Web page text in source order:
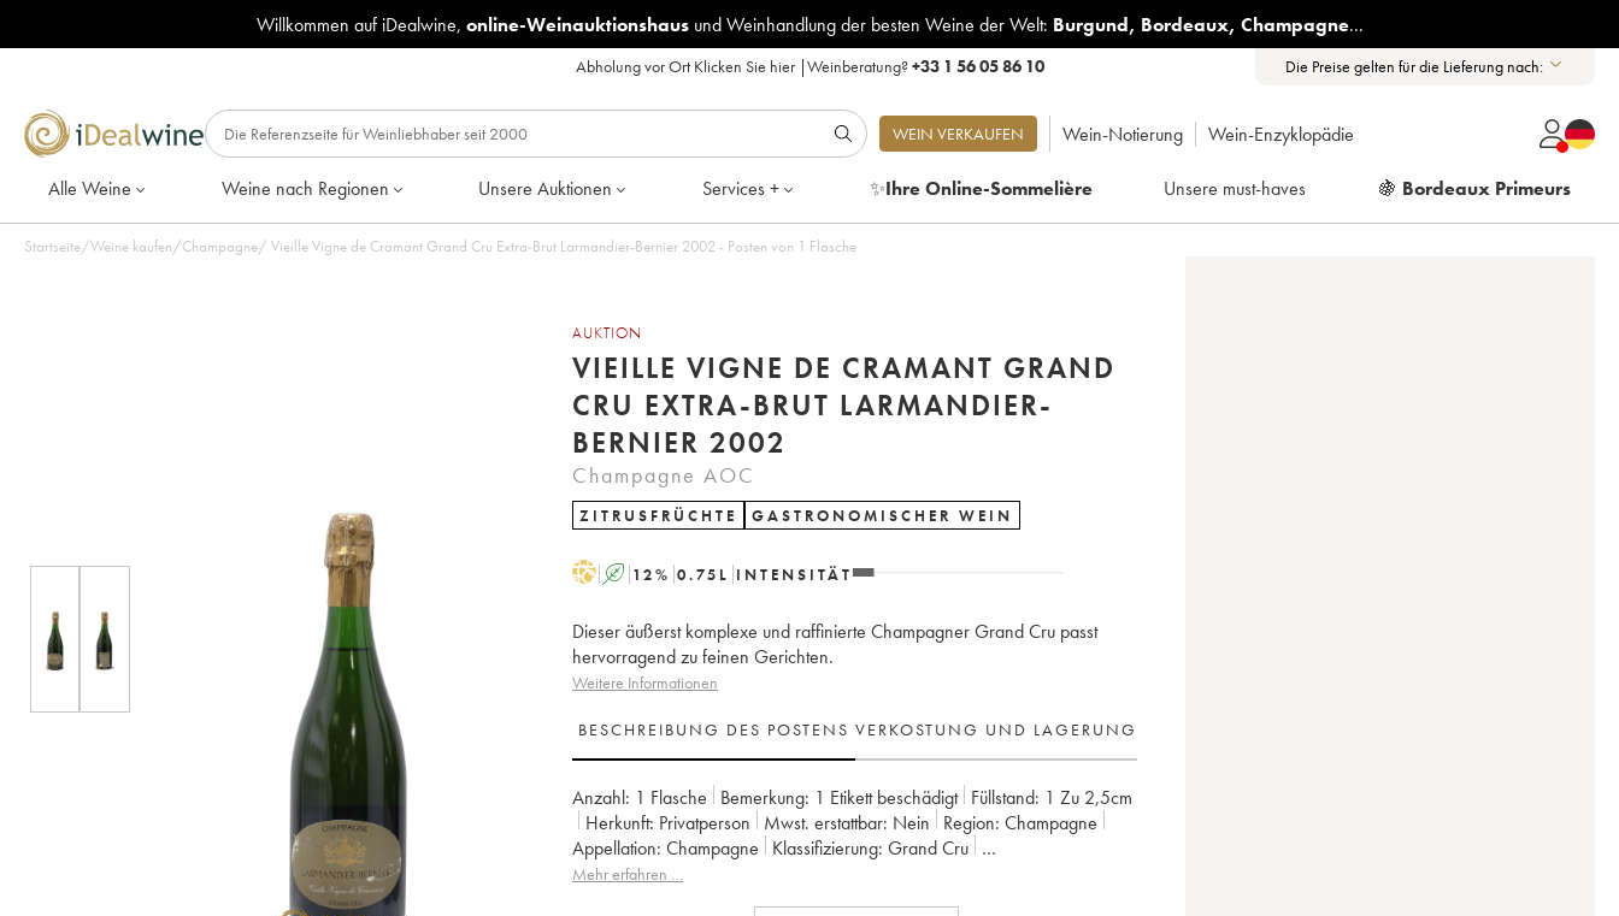
Willkommen auf iDealwine, online-Weinauktionshausund Weinhandlung der besten Weine der Welt: Burgund, Bordeaux, Champagne...
Abholung vor Ort Klicken Sie hier|Weinberatung?+33 1 56 05 86 10 Die Preise gelten für die Lieferung nach:
WEIN VERKAUFEN Wein-Notierung Wein-Enzyklopädie
Alle Weine Weine nach Regionen Unsere Auktionen Services + ✨Ihre Online-Sommelière Unsere must-haves 🍇 Bordeaux Primeurs
Startseite/Weine kaufen/Champagne/ Vieille Vigne de Cramant Grand Cru Extra-Brut Larmandier-Bernier 2002 - Posten von 1 Flasche
AUKTION
VIEILLE VIGNE DE CRAMANT GRAND
CRU EXTRA-BRUT LARMANDIER-
BERNIER 2002
Champagne AOC
ZITRUSFRÜCHTE GASTRONOMISCHER WEIN
H A 12% 0.75 L INTENSITÄT
Dieser äußerst komplexe und raffinierte Champagner Grand Cru passt
hervorragend zu feinen Gerichten.
Weitere Informationen
BESCHREIBUNG DES POSTENS VERKOSTUNG UND LAGERUNG
Anzahl: 1 Flasche Bemerkung: 1 Etikett beschädigt Füllstand: 1 Zu 2,5cm
Herkunft:
privatperson Mwst. erstattbar: nein Region:
Champagne
Appellation:
Champagne Klassifizierung:
Grand Cru
Eigentümer: Larmandier-Bernier
Mehr erfahren …